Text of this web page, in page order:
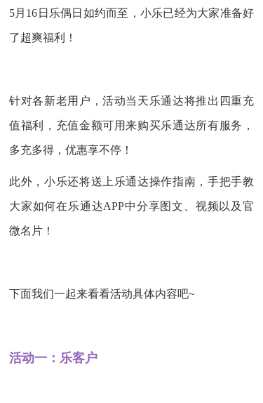
5月16日乐偶日如约而至，小乐已经为大家准备好
了超爽福利！
针对各新老用户，活动当天乐通达将推出四重充
值福利，充值金额可用来购买乐通达所有服务，
多充多得，优惠享不停！
此外，小乐还将送上乐通达操作指南，手把手教
大家如何在乐通达APP中分享图文、视频以及官
微名片！
下面我们一起来看看活动具体内容吧~
活动一：乐客户